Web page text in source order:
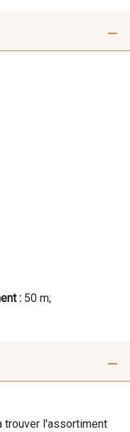
: 50 m;
trouver l'assortiment